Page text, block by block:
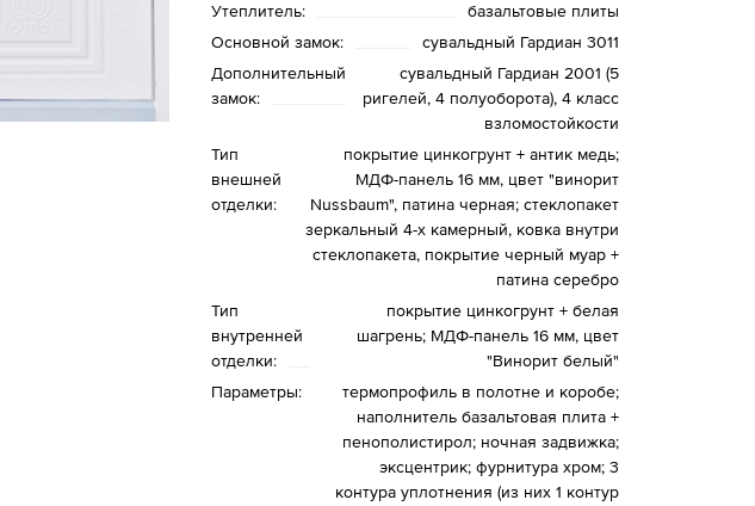
Утеплитель:
базальтовые плиты
Основной замок:
сувальдный Гардиан 3011
Дополнительный
замок:
сувальдный Гардиан 2001 (5
ригелей, 4 полуоборота), 4 класс
взломостойкости
Тип
внешней
отделки:
покрытие цинкогрунт + антик медь;
МДФ-панель 16 мм, цвет "винорит
Nussbaum", патина черная; стеклопакет
зеркальный 4-х камерный, ковка внутри
стеклопакета, покрытие черный муар +
патина серебро
Тип
внутренней
отделки:
покрытие цинкогрунт + белая
шагрень; МДФ-панель 16 мм, цвет
"Винорит белый"
Параметры:
термопрофиль в полотне и коробе;
наполнитель базальтовая плита +
пенополистирол; ночная задвижка;
эксцентрик; фурнитура хром; 3
контура уплотнения (из них 1 контур